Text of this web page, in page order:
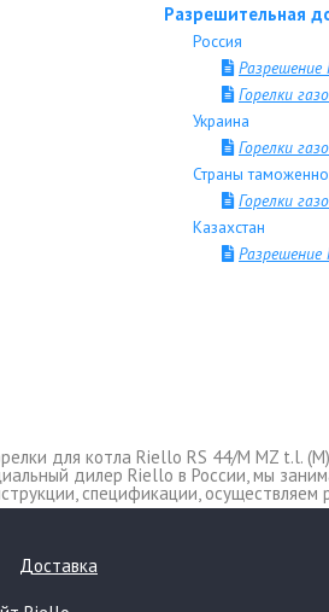
Разрешительная
Россия
Разрешение
Горелки
Украина
Горелки
Страны
Горелки
Казахстан
для котла Riello RS 44/M MZ t.l.
дилер Riello в России, мы
спецификации,
Доставка